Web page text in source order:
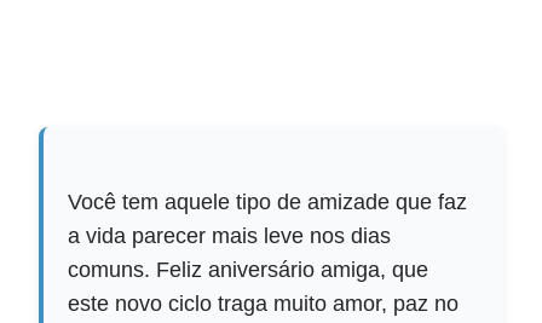
Você tem aquele tipo de amizade que faz
a vida parecer mais leve nos dias
comuns. Feliz aniversário amiga, que
este novo ciclo traga muito amor, paz no